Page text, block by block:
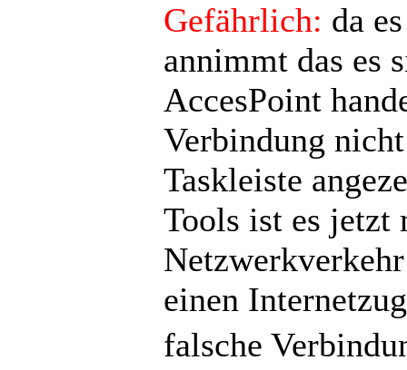
Gefährlich: da
annimmt das es
AccesPoint
Verbindung
Taskleiste
Tools ist es jetzt
einen
falsche